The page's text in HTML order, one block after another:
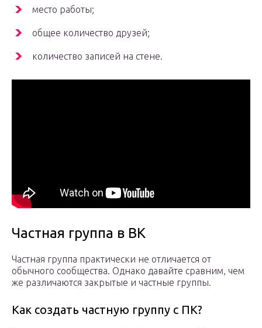
место работы;
общее количество друзей;
количество записей на стене.
Частная группа в ВК
Частная группа практически не отличается от
обычного сообщества. Однако давайте сравним, чем
же различаются закрытые и частные группы.
Как создать частную группу с ПК?